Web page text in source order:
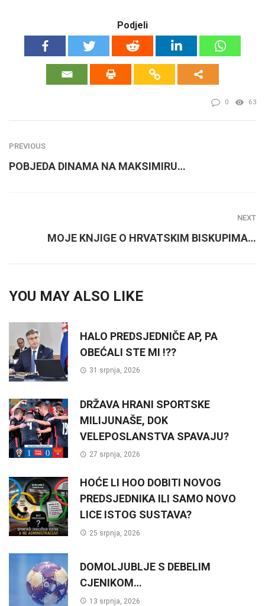
Podjeli
0 63
PREVIOUS
POBJEDA DINAMA NA MAKSIMIRU…
NEXT
MOJE KNJIGE O HRVATSKIM BISKUPIMA…
YOU MAY ALSO LIKE
HALO PREDSJEDNIČE AP, PA
OBEĆALI STE MI !??
31 srpnja, 2026
DRŽAVA HRANI SPORTSKE
MILIJUNAŠE, DOK
VELEPOSLANSTVA SPAVAJU?
27 srpnja, 2026
HOĆE LI HOO DOBITI NOVOG
PREDSJEDNIKA ILI SAMO NOVO
LICE ISTOG SUSTAVA?
25 srpnja, 2026
DOMOLJUBLJE S DEBELIM
CJENIKOM…
13 srpnja, 2026